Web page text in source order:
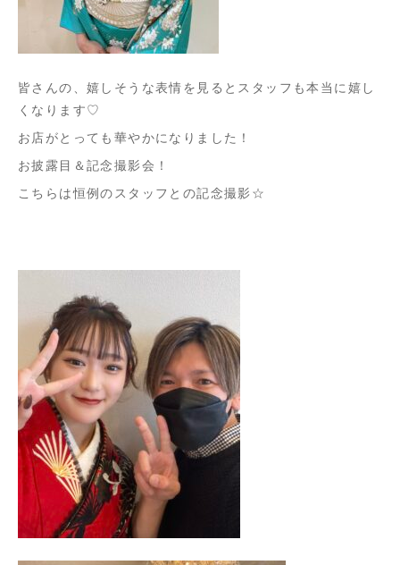
皆さんの、嬉しそうな表情を見るとスタッフも本当に嬉し
くなります♡
お店がとっても華やかになりました！
お披露目＆記念撮影会！
こちらは恒例のスタッフとの記念撮影☆